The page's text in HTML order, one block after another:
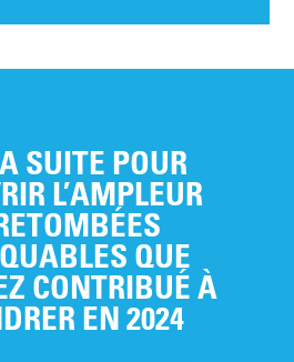
SUITE POUR
L’AMPLEUR
QUE
CONTRIBUÉ À
EN 2024